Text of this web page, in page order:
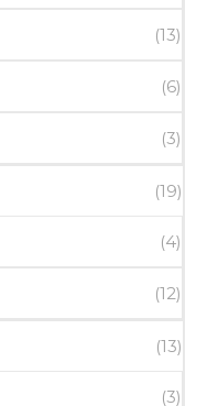
(13)
(6)
(3)
(19)
(4)
(12)
(13)
(3)